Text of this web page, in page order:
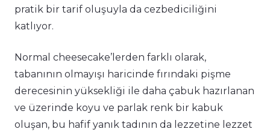
pratik bir tarif oluşuyla da cezbediciliğini
katlıyor.
Normal cheesecake’lerden farklı olarak,
tabanının olmayışı haricinde fırındaki pişme
derecesinin yüksekliği ile daha çabuk hazırlanan
ve üzerinde koyu ve parlak renk bir kabuk
oluşan, bu hafif yanık tadının da lezzetine lezzet